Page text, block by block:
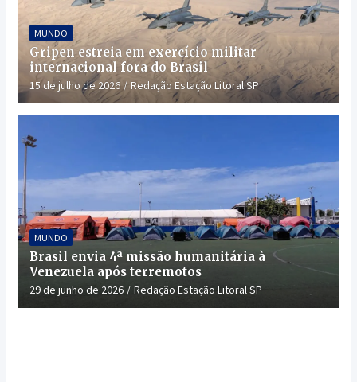
MUNDO
Gripen estreia em exercício militar
internacional fora do Brasil
15 de julho de 2026 Redação Estação Litoral SP
MUNDO
Brasil envia 4ª missão humanitária à
Venezuela após terremotos
29 de junho de 2026 Redação Estação Litoral SP